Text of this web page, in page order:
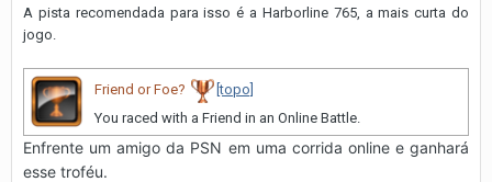
A pista recomendada para isso é a Harborline 765, a mais curta do
jogo.
Friend or Foe?
[topo]
You raced with a Friend in an Online Battle.
Enfrente um amigo da PSN em uma corrida online e ganhará
esse troféu.